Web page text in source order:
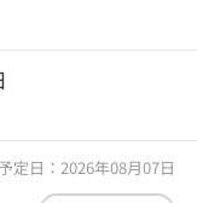
日：2026年08月07日